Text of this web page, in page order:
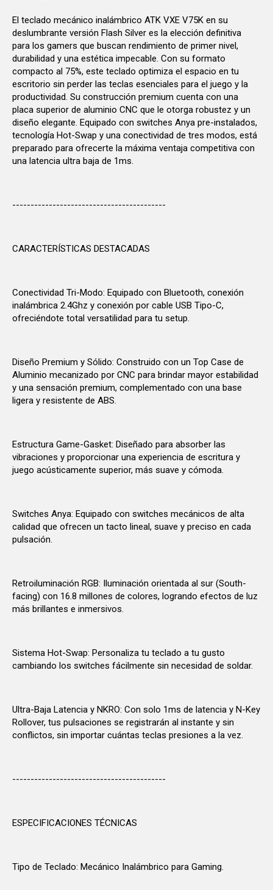
El teclado mecánico inalámbrico ATK VXE V75K en su
deslumbrante versión Flash Silver es la elección definitiva
para los gamers que buscan rendimiento de primer nivel,
durabilidad y una estética impecable. Con su formato
compacto al 75%, este teclado optimiza el espacio en tu
escritorio sin perder las teclas esenciales para el juego y la
productividad. Su construcción premium cuenta con una
placa superior de aluminio CNC que le otorga robustez y un
diseño elegante. Equipado con switches Anya pre-instalados,
tecnología Hot-Swap y una conectividad de tres modos, está
preparado para ofrecerte la máxima ventaja competitiva con
una latencia ultra baja de 1ms.
------------------------------------------
CARACTERÍSTICAS DESTACADAS
Conectividad Tri-Modo: Equipado con Bluetooth, conexión
inalámbrica 2.4Ghz y conexión por cable USB Tipo-C,
ofreciéndote total versatilidad para tu setup.
Diseño Premium y Sólido: Construido con un Top Case de
Aluminio mecanizado por CNC para brindar mayor estabilidad
y una sensación premium, complementado con una base
ligera y resistente de ABS.
Estructura Game-Gasket: Diseñado para absorber las
vibraciones y proporcionar una experiencia de escritura y
juego acústicamente superior, más suave y cómoda.
Switches Anya: Equipado con switches mecánicos de alta
calidad que ofrecen un tacto lineal, suave y preciso en cada
pulsación.
Retroiluminación RGB: Iluminación orientada al sur (South-
facing) con 16.8 millones de colores, logrando efectos de luz
más brillantes e inmersivos.
Sistema Hot-Swap: Personaliza tu teclado a tu gusto
cambiando los switches fácilmente sin necesidad de soldar.
Ultra-Baja Latencia y NKRO: Con solo 1ms de latencia y N-Key
Rollover, tus pulsaciones se registrarán al instante y sin
conflictos, sin importar cuántas teclas presiones a la vez.
------------------------------------------
ESPECIFICACIONES TÉCNICAS
Tipo de Teclado: Mecánico Inalámbrico para Gaming.